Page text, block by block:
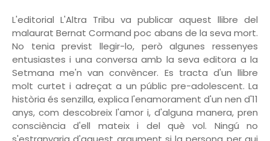
L'editorial L'Altra Tribu va publicar aquest llibre del
malaurat Bernat Cormand poc abans de la seva mort.
No tenia previst llegir-lo, però algunes ressenyes
entusiastes i una conversa amb la seva editora a la
Setmana me'n van convèncer. Es tracta d'un llibre
molt curtet i adreçat a un públic pre-adolescent. La
història és senzilla, explica l'enamorament d'un nen d'11
anys, com descobreix l'amor i, d'alguna manera, pren
consciència d'ell mateix i del què vol. Ningú no